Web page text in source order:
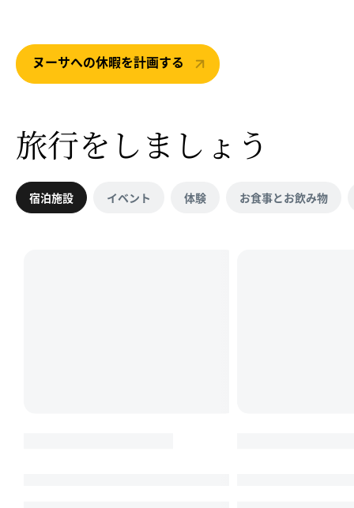
ヌーサへの休暇を計画する
旅行を しましょう
宿泊施設 イベント 体験 お食事とお飲み物